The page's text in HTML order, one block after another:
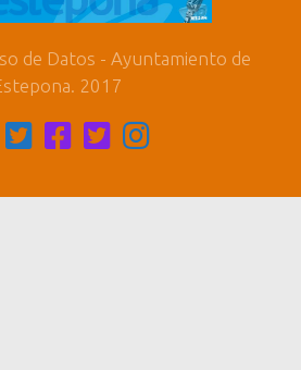
de Datos - Ayuntamiento de
2017